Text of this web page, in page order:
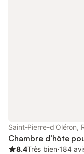
Saint-Pierre-d'Oléron,
Chambre d’hôte
8.4Très bien⋅184